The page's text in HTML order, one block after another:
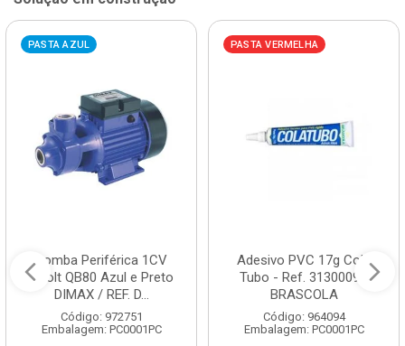
PASTA AZUL
Bomba Periférica 1CV
Bivolt QB80 Azul e Preto
DIMAX / REF. D...
Código: 972751
Embalagem: PC0001PC
PASTA VERMELHA
Adesivo PVC 17g Cola
Tubo - Ref. 3130009 -
BRASCOLA
Código: 964094
Embalagem: PC0001PC